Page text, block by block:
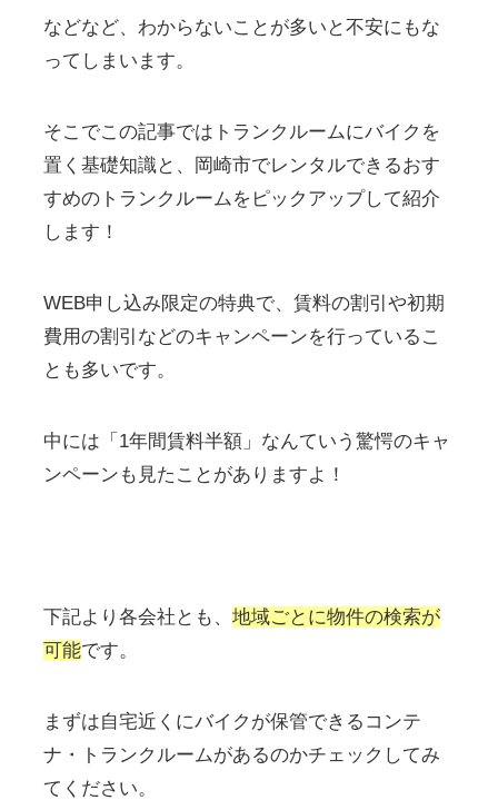
などなど、わからないことが多いと不安にもな
ってしまいます。
そこでこの記事ではトランクルームにバイクを
置く基礎知識と、岡崎市でレンタルできるおす
すめのトランクルームをピックアップして紹介
します！
WEB申し込み限定の特典で、賃料の割引や初期
費用の割引などのキャンペーンを行っているこ
とも多いです。
中には「1年間賃料半額」なんていう驚愕のキャ
ンペーンも見たことがありますよ！
下記より各会社とも、 地域ごとに物件の検索が
可能です。
まずは自宅近くにバイクが保管できるコンテ
ナ・トランクルームがあるのかチェックしてみ
てください。